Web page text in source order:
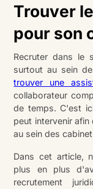
Trouver
pour son
Recruter dans le
surtout au sein
trouver une
collaborateur
de temps. C'est
peut intervenir
au sein des
Dans cet article,
plus en plus
recrutement